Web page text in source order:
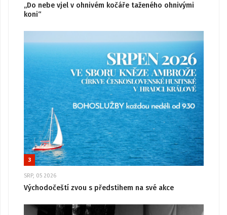
„Do nebe vjel v ohnivém kočáře taženého ohnivými
koni“
3
SRP, 05 2026
Východočeští zvou s předstihem na své akce